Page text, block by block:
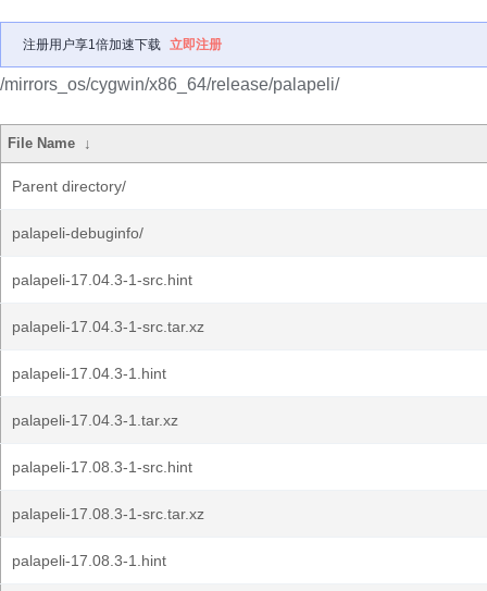
注册用户享1倍加速下载 立即注册
/mirrors_os/cygwin/x86_64/release/palapeli/
File Name ↓
Parent directory/
palapeli-debuginfo/
palapeli-17.04.3-1-src.hint
palapeli-17.04.3-1-src.tar.xz
palapeli-17.04.3-1.hint
palapeli-17.04.3-1.tar.xz
palapeli-17.08.3-1-src.hint
palapeli-17.08.3-1-src.tar.xz
palapeli-17.08.3-1.hint